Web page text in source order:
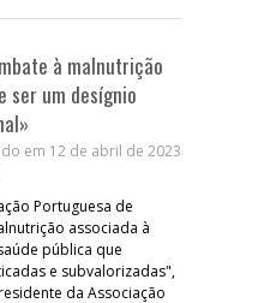
à malnutrição
ser um desígnio
em 12 de abril de 2023
Portuguesa de
associada à
pública que
e subvalorizadas",
da Associação